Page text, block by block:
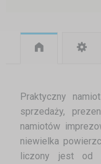
Praktyczny
sprzedaży,
namiotów
niewielka
liczony jest od